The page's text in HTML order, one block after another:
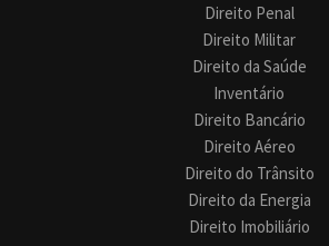
Direito Penal
Direito Militar
Direito da Saúde
Inventário
Direito Bancário
Direito Aéreo
Direito do Trânsito
Direito da Energia
Direito Imobiliário